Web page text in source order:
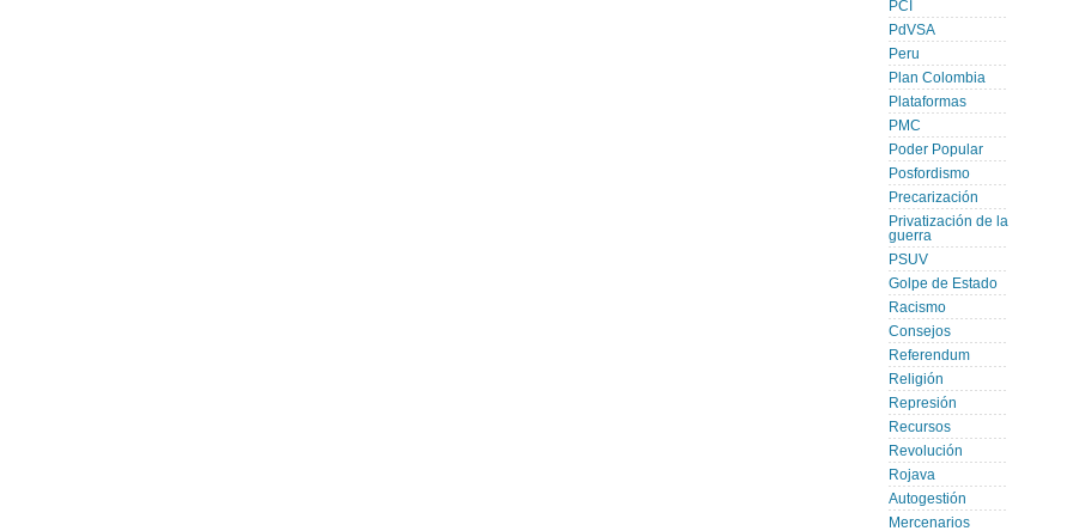
PCI
PdVSA
Peru
Plan Colombia
Plataformas
PMC
Poder Popular
Posfordismo
Precarización
Privatización de la
guerra
PSUV
Golpe de Estado
Racismo
Consejos
Referendum
Religión
Represión
Recursos
Revolución
Rojava
Autogestión
Mercenarios